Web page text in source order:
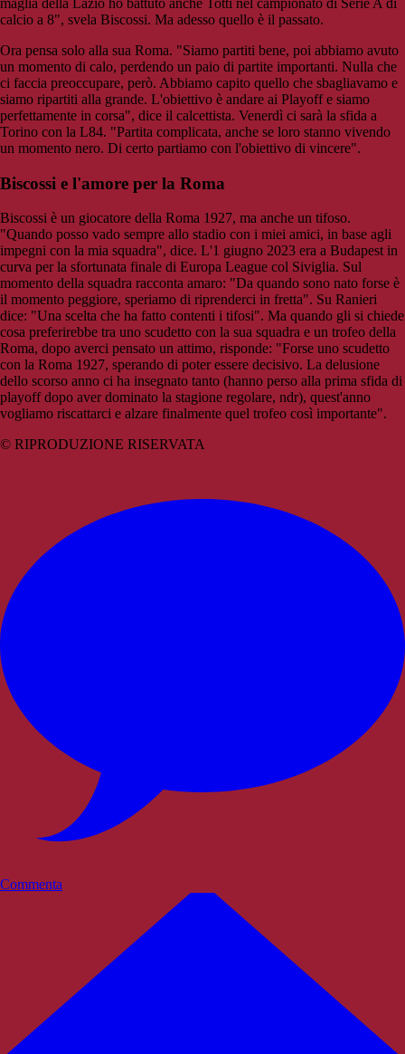
maglia della Lazio ho battuto anche Totti nel campionato di Serie A di
calcio a 8", svela Biscossi. Ma adesso quello è il passato.
Ora pensa solo alla sua Roma. "Siamo partiti bene, poi abbiamo avuto
un momento di calo, perdendo un paio di partite importanti. Nulla che
ci faccia preoccupare, però. Abbiamo capito quello che sbagliavamo e
siamo ripartiti alla grande. L'obiettivo è andare ai Playoff e siamo
perfettamente in corsa", dice il calcettista. Venerdì ci sarà la sfida a
Torino con la L84. "Partita complicata, anche se loro stanno vivendo
un momento nero. Di certo partiamo con l'obiettivo di vincere".
Biscossi e l'amore per la Roma
Biscossi è un giocatore della Roma 1927, ma anche un tifoso.
"Quando posso vado sempre allo stadio con i miei amici, in base agli
impegni con la mia squadra", dice. L'1 giugno 2023 era a Budapest in
curva per la sfortunata finale di Europa League col Siviglia. Sul
momento della squadra racconta amaro: "Da quando sono nato forse è
il momento peggiore, speriamo di riprenderci in fretta". Su Ranieri
dice: "Una scelta che ha fatto contenti i tifosi". Ma quando gli si chiede
cosa preferirebbe tra uno scudetto con la sua squadra e un trofeo della
Roma, dopo averci pensato un attimo, risponde: "Forse uno scudetto
con la Roma 1927, sperando di poter essere decisivo. La delusione
dello scorso anno ci ha insegnato tanto (hanno perso alla prima sfida di
playoff dopo aver dominato la stagione regolare, ndr), quest'anno
vogliamo riscattarci e alzare finalmente quel trofeo così importante".
© RIPRODUZIONE RISERVATA
Commenta